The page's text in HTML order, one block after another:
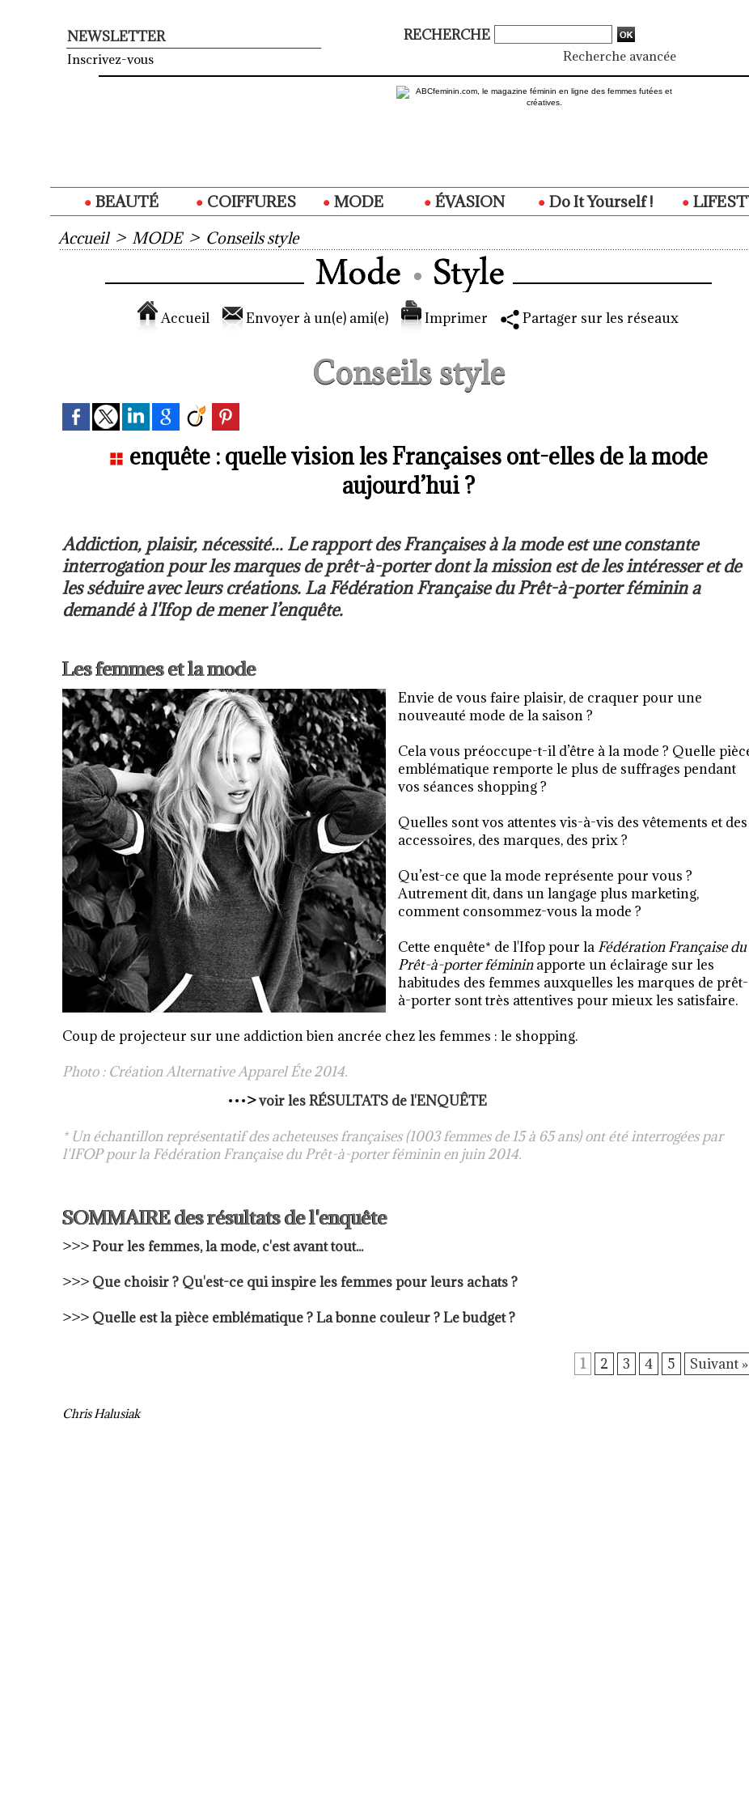
NEWSLETTER
Inscrivez-vous
RECHERCHE
Recherche avancée
BEAUTÉ COIFFURES MODE ÉVASION Do It Yourself !
Accueil > MODE > Conseils style
Accueil Envoyer à un(e) ami(e) Imprimer Partager sur les réseaux
Conseils style
enquête : quelle vision les Françaises ont-elles de la mode
aujourd’hui ?
Addiction, plaisir, nécessité... Le rapport des Françaises à la mode est une constante
interrogation pour les marques de prêt-à-porter dont la mission est de les intéresser et de
les séduire avec leurs créations. La Fédération Française du Prêt-à-porter féminin a
demandé à l'Ifop de mener l’enquête.
Les femmes et la mode
Envie de vous faire plaisir, de craquer pour une
nouveauté mode de la saison ?
Cela vous préoccupe-t-il d’être à la mode ? Quelle
emblématique remporte le plus de suffrages pendant
vos séances shopping ?
Quelles sont vos attentes vis-à-vis des vêtements et des
accessoires, des marques, des prix ?
Qu’est-ce que la mode représente pour vous ?
Autrement dit, dans un langage plus marketing,
comment consommez-vous la mode ?
Cette enquête* de l'Ifop pour laFédération Française du
Prêt-à-porter fémininapporte un éclairage sur les
habitudes des femmes auxquelles les marques de prêt-
à-porter sont très attentives pour mieux les satisfaire.
Coup de projecteur sur une addiction bien ancrée chez les femmes : le shopping.
Photo : Création Alternative Apparel Éte 2014.
•••>voir les RÉSULTATS de l'ENQUÊTE
* Un échantillon représentatif des acheteuses françaises (1003 femmes de 15 à 65 ans) ont été interrogées par
l'IFOP pour la Fédération Française du Prêt-à-porter fémininen juin 2014.
SOMMAIRE des résultats de l'enquête
>>>Pour les femmes, la mode, c'est avant tout...
>>> Que choisir ? Qu'est-ce qui inspire les femmes pour leurs achats ?
>>> Quelle est la pièce emblématique ? La bonne couleur ? Le budget ?
1 2 3 4 5 Suivant »
Chris Halusiak